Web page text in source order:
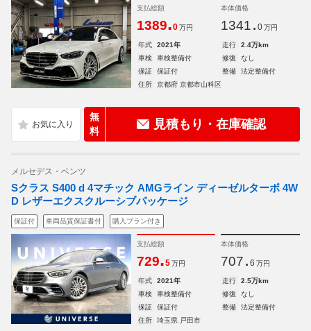
支払総額
1389.0 万円
本体価格
1341. 0 万円
年式 2021年 走行
2.4万km
車検
車検整備付 修復
なし
保証
保証付 整備
法定整備付
住所
京都府 京都市山科区
無
料
見積もり・在庫確認
メルセデス・ベンツ
Sクラス S400 d 4マチック AMGライン ディーゼルターボ 4W
D レザーエクスクルーシブパッケージ
保証付 車両品質保証書付 購入プラン付き
支払総額
729.5 万円
本体価格
707. 6 万円
年式 2021年 走行
2.5万km
車検
車検整備付 修復
なし
保証
保証付 整備
法定整備付
住所
埼玉県 戸田市